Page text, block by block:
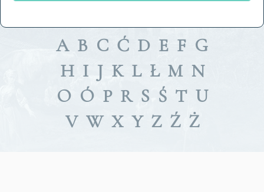
A B C Ć D E F G
H I J K L Ł M N
O Ó P R S Ś T U
V W X Y Z Ź Ż